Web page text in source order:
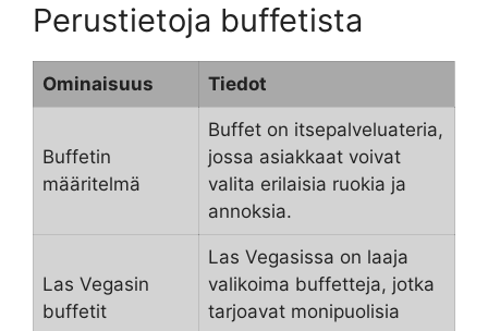
Perustietoja buffetista
Ominaisuus Tiedot
Buffetin
määritelmä
Buffet on itsepalveluateria,
jossa asiakkaat voivat
valita erilaisia ruokia ja
annoksia.
Las Vegasin
buffetit
Las Vegasissa on laaja
valikoima buffetteja, jotka
tarjoavat monipuolisia